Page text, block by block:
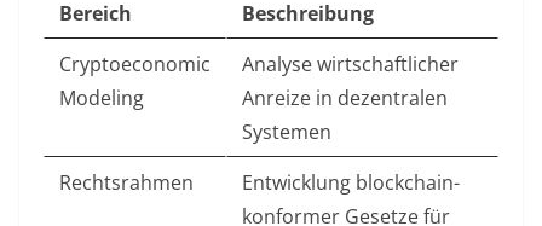
Bereich
Beschreibung
Cryptoeconomic
Modeling
Analyse wirtschaftlicher
Anreize in dezentralen
Systemen
Rechtsrahmen
Entwicklung blockchain-
konformer Gesetze für